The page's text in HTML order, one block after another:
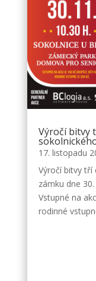
Výročí bitvy
17. listopadu
Výročí bitvy tří
zámku dne
Vstupné na
rodinné